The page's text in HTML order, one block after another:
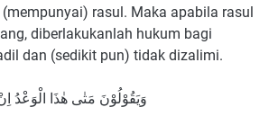
rasul. Maka apabila rasul
diberlakukanlah hukum bagi
dan (sedikit pun) tidak dizalimi.
وَيَقُوْلُوْنَ مَتٰى هٰذَا الْوَعْدُ